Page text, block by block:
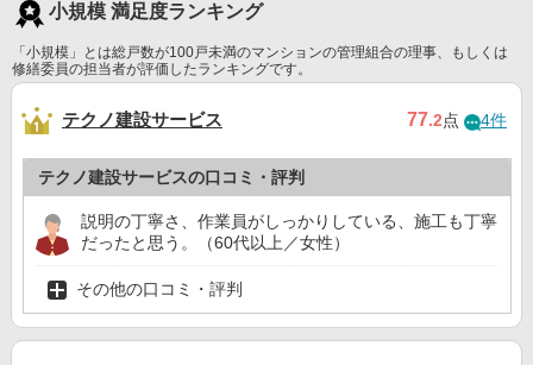
小規模 満足度ランキング
「小規模」とは総戸数が100戸未満のマンションの管理組合の理事、もしくは
修繕委員の担当者が評価したランキングです。
テクノ建設サービス 77.2点 4件
テクノ建設サービスの口コミ・評判
説明の丁寧さ、作業員がしっかりしている、施工も丁寧
だったと思う。（60代以上／女性）
その他の口コミ・評判